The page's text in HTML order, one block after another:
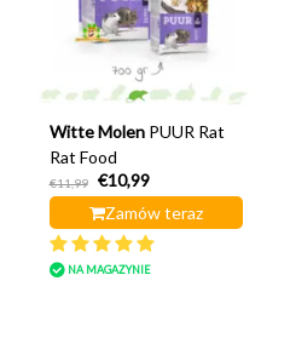
Witte Molen PUUR Rat
Rat Food
€11,99
€10,99
Zamów teraz
NA MAGAZYNIE